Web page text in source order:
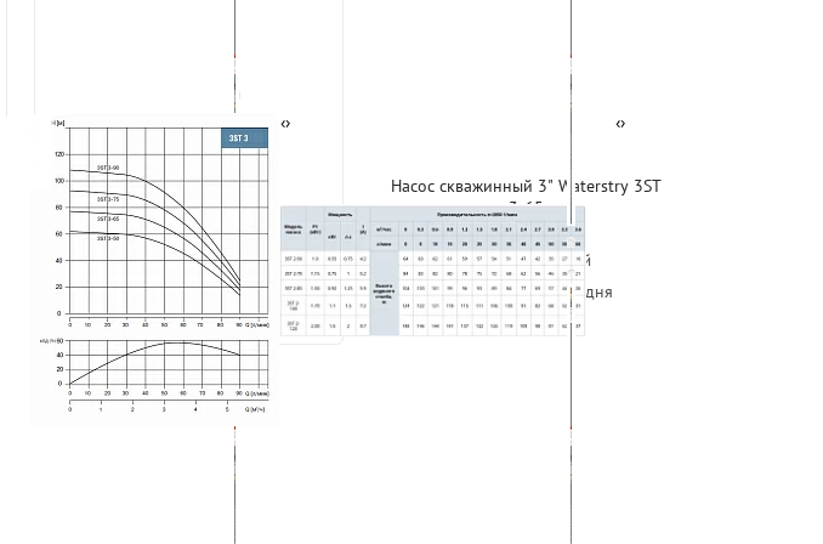
‹› ‹›
Насос скважинный 3" Waterstry 3ST
3-50
Waterstry Китай
Доставка за 1-3 дня
17 186 р.
Насос скважинный 3" Waterstry 3ST
3-65
Waterstry Китай
Доставка за 1-3 дня
19 508 р.